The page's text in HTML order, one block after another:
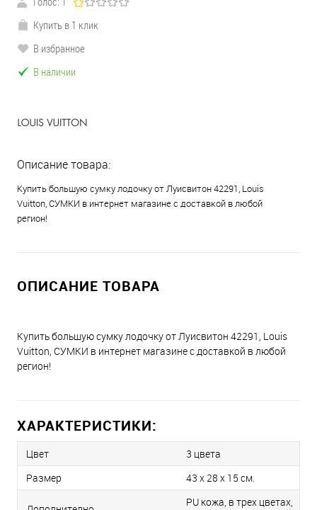
Купить в 1 клик
В избранное
В наличии
Описание товара:
Купить большую сумку лодочку от Луисвитон 42291, Louis
Vuitton, СУМКИ в интернет магазине с доставкой в любой
регион!
ОПИСАНИЕ ТОВАРА
Купить большую сумку лодочку от Луисвитон 42291, Louis
Vuitton, СУМКИ в интернет магазине с доставкой в любой
регион!
ХАРАКТЕРИСТИКИ:
Цвет
3 цвета
Размер
43 x 28 x 15 см.
PU кожа, в трех цветах,